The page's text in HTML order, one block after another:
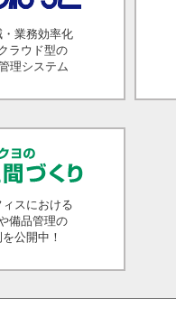
・業務効率化
ラウド型の
理システム
スにおける
備品管理の
公開中！